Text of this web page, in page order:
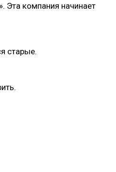
Эта компания начинает
старые.